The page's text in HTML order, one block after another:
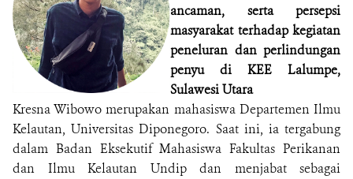
ancaman, serta persepsi
masyarakat terhadap kegiatan
peneluran dan perlindungan
penyu di KEE Lalumpe,
Sulawesi Utara
Kresna Wibowo merupakan mahasiswa Departemen Ilmu
Kelautan, Universitas Diponegoro. Saat ini, ia tergabung
dalam Badan Eksekutif Mahasiswa Fakultas Perikanan
dan Ilmu Kelautan Undip dan menjabat sebagai